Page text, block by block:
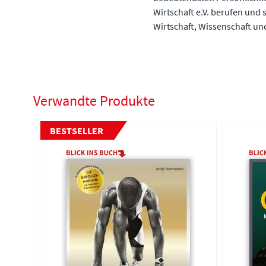
Wirtschaft e.V. berufen und
Wirtschaft, Wissenschaft
Verwandte Produkte
Navigating through the elements of the carousel is
Press to skip carousel
BESTSELLER